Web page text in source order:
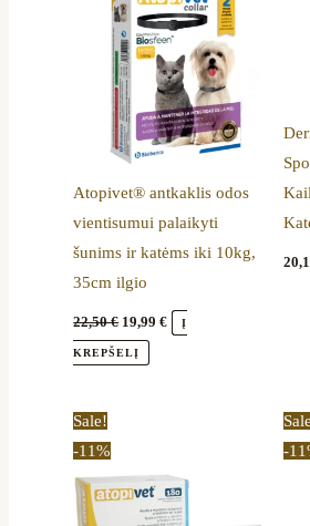
Atopivet® antkaklis odos
vientisumui palaikyti
šunims ir katėms iki 10kg,
35cm ilgio
22,50€ 19,99€ Į
KREPŠELĮ
Sale!
-11%
53,00 €.46,99 €.
-